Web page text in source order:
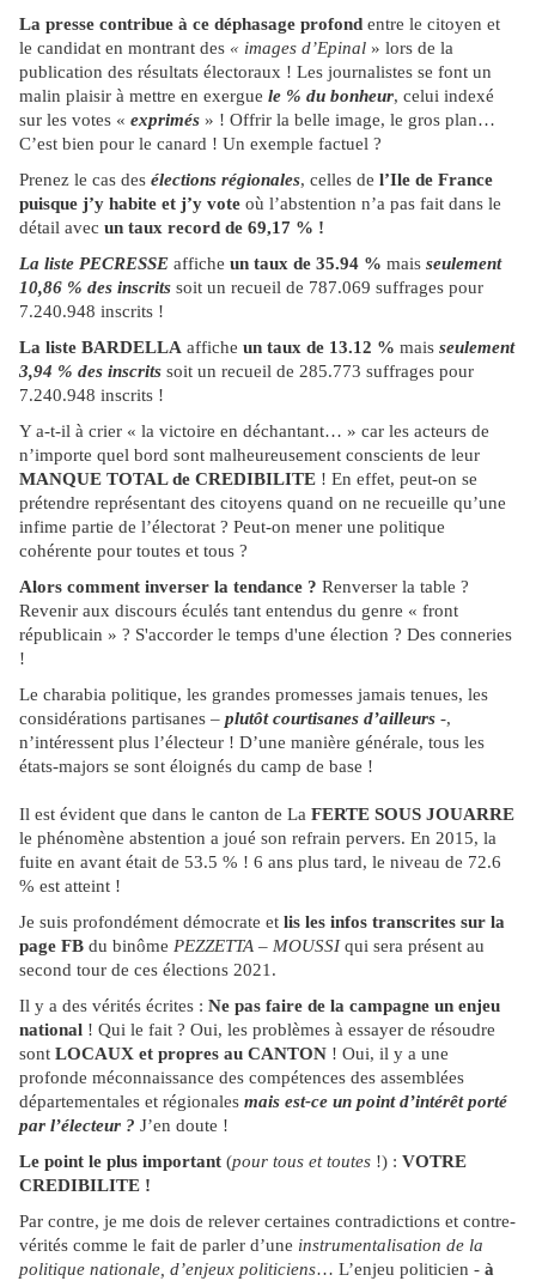
La presse contribue à ce déphasage profond entre le citoyen et
le candidat en montrant des « images d’Epinal » lors de la
publication des résultats électoraux ! Les journalistes se font un
malin plaisir à mettre en exergue le % du bonheur, celui indexé
sur les votes « exprimés » ! Offrir la belle image, le gros plan…
C’est bien pour le canard ! Un exemple factuel ?
Prenez le cas des élections régionales, celles de l’Ile de France
puisque j’y habite et j’y vote où l’abstention n’a pas fait dans le
détail avec un taux record de 69,17 % !
La liste PECRESSE affiche un taux de 35.94 % mais seulement
10,86 % des inscrits soit un recueil de 787.069 suffrages pour
7.240.948 inscrits !
La liste BARDELLA affiche un taux de 13.12 % mais seulement
3,94 % des inscrits soit un recueil de 285.773 suffrages pour
7.240.948 inscrits !
Y a-t-il à crier « la victoire en déchantant… » car les acteurs de
n’importe quel bord sont malheureusement conscients de leur
MANQUE TOTAL de CREDIBILITE ! En effet, peut-on se
prétendre représentant des citoyens quand on ne recueille qu’une
infime partie de l’électorat ? Peut-on mener une politique
cohérente pour toutes et tous ?
Alors comment inverser la tendance ? Renverser la table ?
Revenir aux discours éculés tant entendus du genre « front
républicain » ? S'accorder le temps d'une élection ? Des conneries
!
Le charabia politique, les grandes promesses jamais tenues, les
considérations partisanes – plutôt courtisanes d’ailleurs -,
n’intéressent plus l’électeur ! D’une manière générale, tous les
états-majors se sont éloignés du camp de base !
Il est évident que dans le canton de La FERTE SOUS JOUARRE
le phénomène abstention a joué son refrain pervers. En 2015, la
fuite en avant était de 53.5 % ! 6 ans plus tard, le niveau de 72.6
% est atteint !
Je suis profondément démocrate et lis les infos transcrites sur la
page FB du binôme PEZZETTA – MOUSSIqui sera présent au
second tour de ces élections 2021.
Il y a des vérités écrites : Ne pas faire de la campagne un enjeu
national ! Qui le fait ? Oui, les problèmes à essayer de résoudre
sont LOCAUX et propres au CANTON ! Oui, il y a une
profonde méconnaissance des compétences des assemblées
départementales et régionales mais est-ce un point d’intérêt porté
par l’électeur ? J’en doute !
Le point le plus important (pour tous et toutes !) : VOTRE
CREDIBILITE !
Par contre, je me dois de relever certaines contradictions et contre-
vérités comme le fait de parler d’une instrumentalisation de la
politique nationale, d’enjeux politiciens… L’enjeu politicien - à